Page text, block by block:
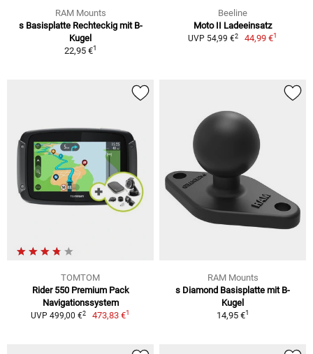
RAM Mounts
s Basisplatte Rechteckig mit B-
Kugel
22,95 €1
Beeline
Moto II Ladeeinsatz
UVP 54,99 €2 44,99 €1
TOMTOM
Rider 550 Premium Pack
Navigationssystem
UVP 499,00 €2 473,83 €1
RAM Mounts
s Diamond Basisplatte mit B-
Kugel
14,95 €1